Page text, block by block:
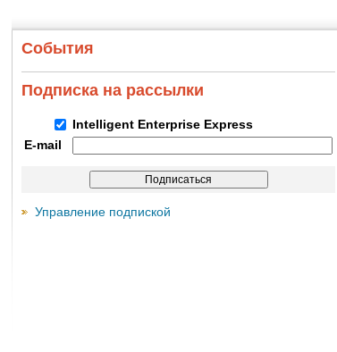
События
Подписка на рассылки
Intelligent Enterprise Express
E-mail
Управление подпиской